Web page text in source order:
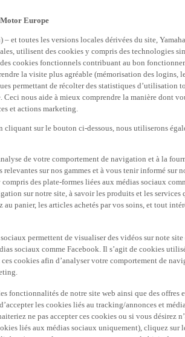
Motor Europe
– et toutes les versions locales dérivées du site,
utilisent des cookies y compris des technologies
cookies fonctionnels contribuant au bon
la visite plus agréable (mémorisation des logins,
permettant de récolter des statistiques d’utilisation
nous aide à mieux comprendre la manière dont
et actions marketing.
cliquant sur le bouton ci-dessous, nous utiliserons
de votre comportement de navigation et à la
sur nos gammes et à vous tenir informé sur
des plate-formes liées aux médias sociaux
sur notre site, à savoir les produits et les
au panier, les articles achetés par vos soins, et tout
permettent de visualiser des vidéos sur note
sociaux comme Facebook. Il s’agit de cookies
cookies afin d’analyser votre comportement de
fonctionnalités de notre site web ainsi que des offres
les cookies liés au tracking/annonces et
ne pas accepter ces cookies ou si vous désirez
liés aux médias sociaux uniquement), cliquez sur